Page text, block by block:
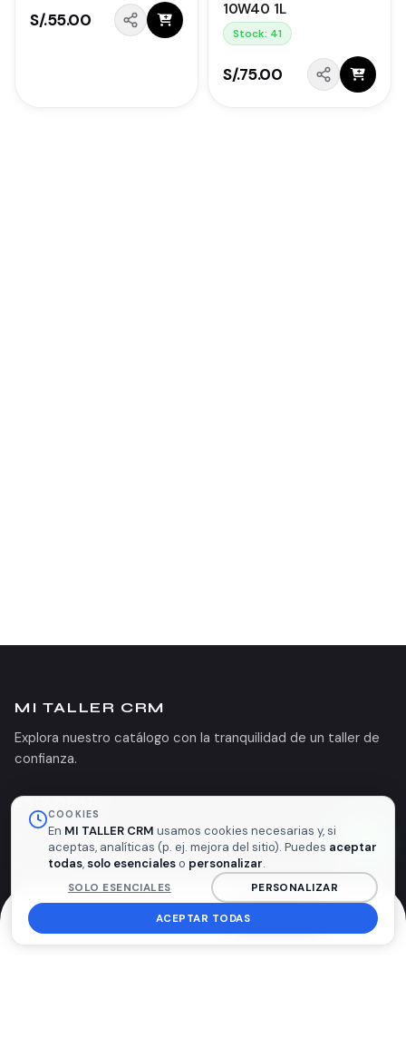
Carrito Más
S/.55.00
10W40 1L
Stock: 41
S/.75.00
MI TALLER CRM
Explora nuestro catálogo con la tranquilidad de un taller de
confianza.
EXPLORAR
Agendar cita
Catálogo
Nosotros
COOKIES
En MI TALLER CRM usamos cookies necesarias y, si
aceptas, analíticas (p. ej. mejora del sitio). Puedes aceptar
todas, solo esencialeso personalizar.
SOLO ESENCIALES PERSONALIZAR
ACEPTAR TODAS